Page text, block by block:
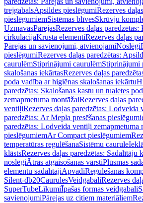
trejgabalsApsildes pieslēgumiRezerves
pieslēgumiemSistēmas blīvesSkrūvju
UzmavasPārejasRezerves daļas paredzētas:
cirkulācijaKrusta elementiRezerves daļas
Pārejas un savienojumi, atvienojamiNoslēgi
pieslēgumiRezerves daļas paredzētas:
caurulēmStiprinājumi caurulēmStiprinājumi
skalošanas iekārtasRezerves daļas
poda vadība ar higiēnas skalošanas iekārtu
paredzētas: Skalošanas kastu un tualetes
zemapmetuma montāžaiRezerves daļas
ventiļiRezerves daļas paredzētas: Lodveida
paredzētas: Ar Mepla presēšanas
paredzētas: Lodveida ventiļi zemapmetuma
pieslēgumiemAr Compact pieslēgumiem
temperatūras regulēšanaSistēmu caurule
klāstsRezerves daļas paredzētas: Sadalītāju
noslēgiĀtrās atgaisošanas vārstiPlūsmas
elementu sadalītājiApvadiRegulēšanas
Silent-db20CaurulesVeidgabaliRezerves
SuperTubeLīkumiĪpašas formas veidgabali
savienojumiPārejas uz citiem materiāliem